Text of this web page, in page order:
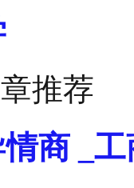
推荐
商 _工